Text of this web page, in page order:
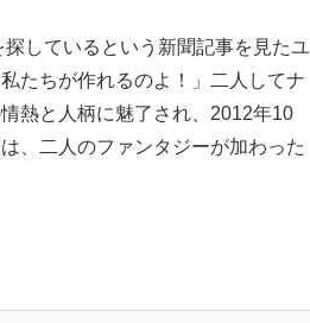
しているという新聞記事を見たユ
たちが作れるのよ！」二人してナ
熱と人柄に魅了され、2012年10
、二人のファンタジーが加わった